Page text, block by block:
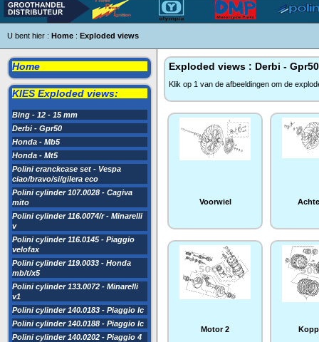
U bent hier : Home : Exploded views
Home
KIES Exploded views:
Bing - 12 - 15 mm
Derbi - Gpr50
Honda - Mb5
Honda - Mt5
Polini cranckcase set - Vespa
ciao/bravo/si/gilera eco
Polini cylinder 107.0028 - Cagiva
mito
Polini cylinder 116.0074/r - Minarelli
v
Polini cylinder 116.0145 - Piaggio
velofax
Polini cylinder 119.0033 - Honda
mb/t/x5
Polini cylinder 133.0072 - Minarelli
v1
Polini cylinder 140.0183 - Piaggio lc
Polini cylinder 140.0188 - Piaggio lc
Polini cylinder 140.0202 - Piaggio 4
Exploded views : Derbi - Gpr50
Klik op 1 van de afbeeldingen om de
Voorwiel
Motor 2